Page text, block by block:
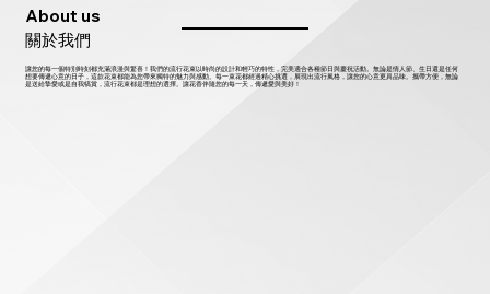
About us
關於我們
讓您的每一個特別時刻都充滿浪漫與驚喜！我們的流行花束以時尚的設計和輕巧的特性，完美適合各種節日與慶祝活動。無論是情人節、生日還是任何
想要傳遞心意的日子，這款花束都能為您帶來獨特的魅力與感動。每一束花都經過精心挑選，展現出流行風格，讓您的心意更具品味。攜帶方便，無論
是送給摯愛或是自我犒賞，流行花束都是理想的選擇。讓花香伴隨您的每一天，傳遞愛與美好！